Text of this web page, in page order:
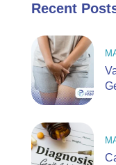
Recent